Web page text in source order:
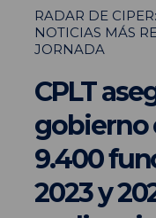
RADAR DE
NOTICIAS MÁS
JORNADA
CPLT
gobierno
9.400
2023 y